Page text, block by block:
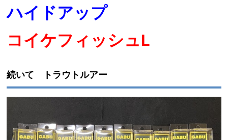
ハイドアップ
コイケフィッシュL
続いて トラウトルアー